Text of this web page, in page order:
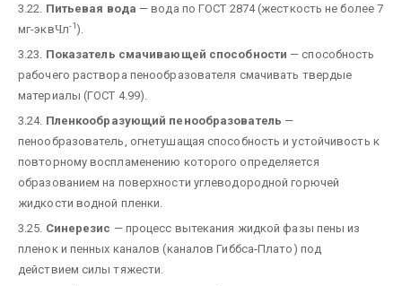
3.22. Питьевая вода — вода по ГОСТ 2874 (жесткость не более 7
мг-эквЧл-1).
3.23. Показатель смачивающей способности — способность
рабочего раствора пенообразователя смачивать твердые
материалы (ГОСТ 4.99).
3.24. Пленкообразующий пенообразователь —
пенообразователь, огнетушащая способность и устойчивость к
повторному воспламенению которого определяется
образованием на поверхности углеводородной горючей
жидкости водной пленки.
3.25. Синерезис — процесс вытекания жидкой фазы пены из
пленок и пенных каналов (каналов Гиббса-Плато) под
действием силы тяжести.